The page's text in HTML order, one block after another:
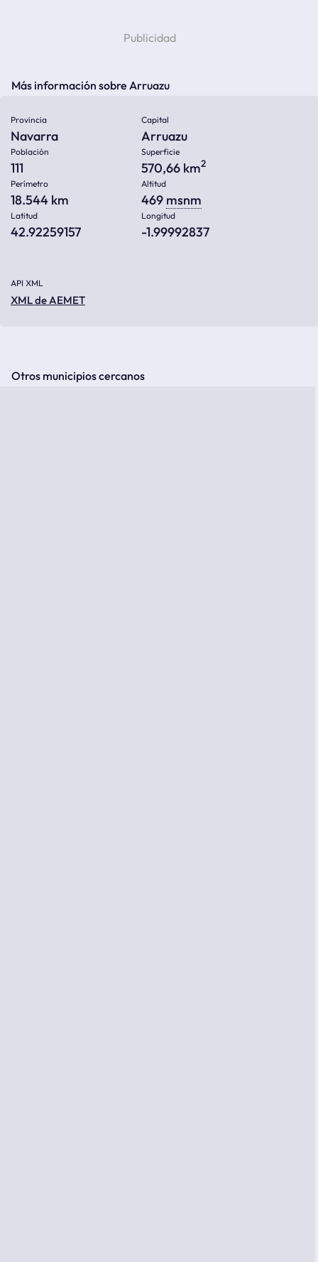
Más información sobre Arruazu
Provincia
Navarra
Capital
Arruazu
Población
111
Superficie
570,66 km2
Perímetro
18.544 km
Altitud
469 msnm
Latitud
42.92259157
Longitud
-1.99992837
API XML
XML de AEMET
Otros municipios cercanos